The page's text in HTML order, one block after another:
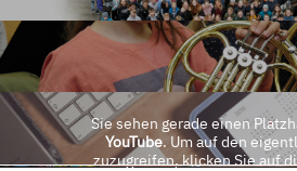
Sie sehen gerade einen
YouTube. Um auf den
zuzugreifen, klicken Sie auf